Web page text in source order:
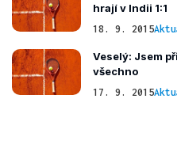
hrají v Indii 1:1
18. 9. 2015
Veselý: Jsem
všechno
17. 9. 2015